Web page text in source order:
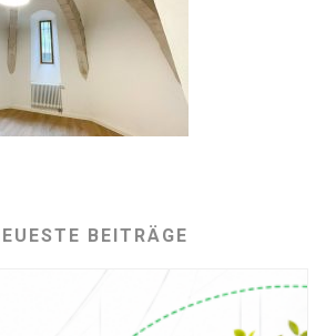
BEITRÄGE